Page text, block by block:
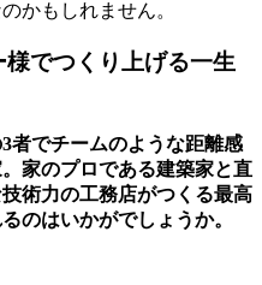
かもしれません。
でつくり上げる一生
者でチームのような距離感
家のプロである建築家と直
術力の工務店がつくる最高
のはいかがでしょうか。